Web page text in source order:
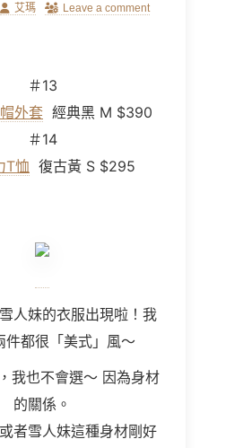
Author
艾瑪 Leave a comment
＃13
外套 經典黑 M $390
＃14
T恤 復古黃 S $295
人妹的衣服出現啦！我
件都很「美式」風～
我也不會選～ 因為身材
的關係。
者雪人妹這種身材剛好